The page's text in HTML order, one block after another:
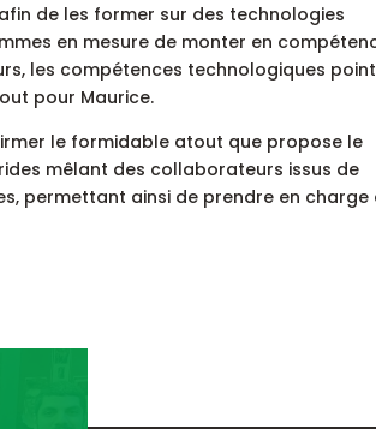
de les former sur des technologies
en mesure de monter en
les compétences technologiques
pour Maurice.
le formidable atout que propose le
mêlant des collaborateurs issus de
permettant ainsi de prendre en charge